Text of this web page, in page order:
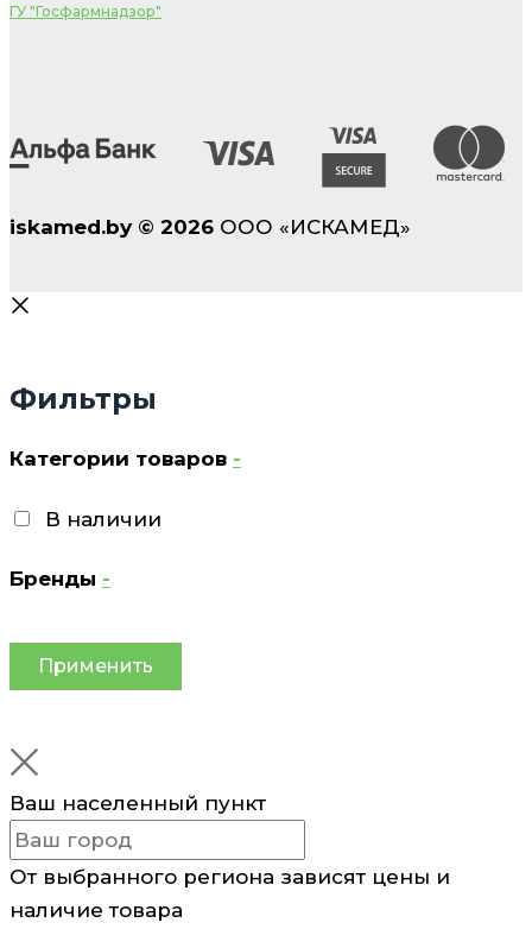
ГУ "Госфармнадзор"
iskamed.by © 2026 ООО «ИСКАМЕД»
Фильтры
Категории товаров -
В наличии
Бренды -
Применить
Ваш населенный пункт
От выбранного региона зависят цены и
наличие товара